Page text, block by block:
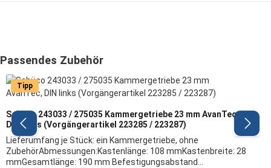
Produktgalerie überspringen
Passendes Zubehör
Tipp
Schüco 243033 / 275035 Kammergetriebe 23 mm AvanTec,
DIN links (Vorgängerartikel 223285 / 223287)
Lieferumfang je Stück: ein Kammergetriebe, ohne
ZubehörAbmessungen:Kastenlänge: 108 mmKastenbreite: 28
mmGesamtlänge: 190 mm Befestigungsabstand